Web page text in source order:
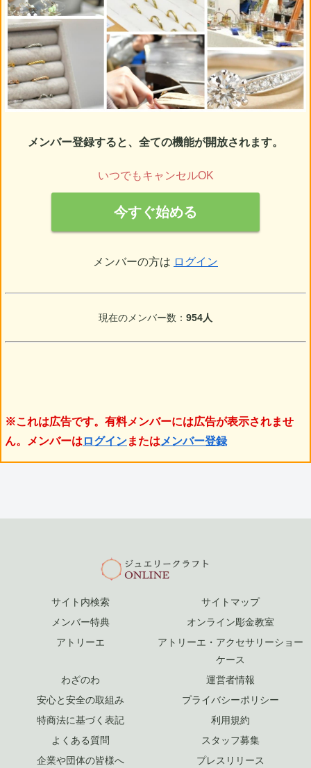
メンバー登録すると、全ての機能が開放されます。
いつでもキャンセルOK
今すぐ始める
メンバーの方は ログイン
現在のメンバー数： 954人
※これは広告です。有料メンバーには広告が表示されませ
ん。メンバーは ログインまたは メンバー登録
サイト内検索
サイトマップ
メンバー特典
オンライン彫金教室
アトリーエ
アトリーエ・アクセサリーショー
ケース
わざのわ
運営者情報
安心と安全の取組み
プライバシーポリシー
特商法に基づく表記
利用規約
よくある質問
スタッフ募集
企業や団体の皆様へ
プレスリリース